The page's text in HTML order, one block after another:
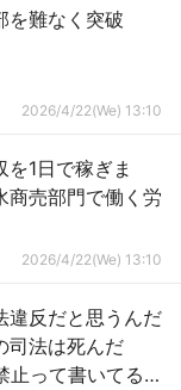
を難なく突破
2026/4/22(We) 13:10
1日で稼ぎま
商売部門で働く労
2026/4/22(We) 13:10
違反だと思うんだ
司法は死んだ
止って書いてる